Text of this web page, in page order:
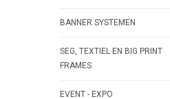
BANNER SYSTEMEN
SEG, TEXTIEL EN BIG PRINT
FRAMES
EVENT - EXPO